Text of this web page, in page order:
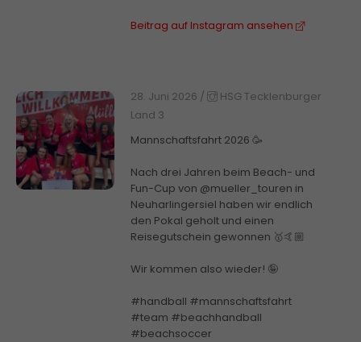
Beitrag auf Instagram ansehen
28. Juni 2026 /
HSG Tecklenburger
Land 3
Mannschaftsfahrt 2026 🥳
Nach drei Jahren beim Beach- und
Fun-Cup von @mueller_touren in
Neuharlingersiel haben wir endlich
den Pokal geholt und einen
Reisegutschein gewonnen 🥇🤙🏼
Wir kommen also wieder! 🤪
#handball #mannschaftsfahrt
#team #beachhandball
#beachsoccer